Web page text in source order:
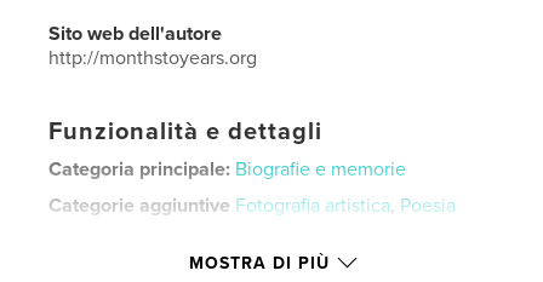
Sito web dell'autore
http://monthstoyears.org
Funzionalità e dettagli
Categoria principale: Biografie e memorie
Categorie aggiuntive Fotografia artistica, Poesia
MOSTRA DI PIÙ